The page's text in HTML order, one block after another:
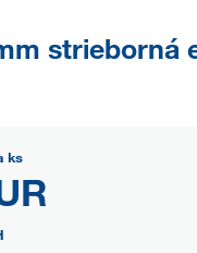
strieborná
ks